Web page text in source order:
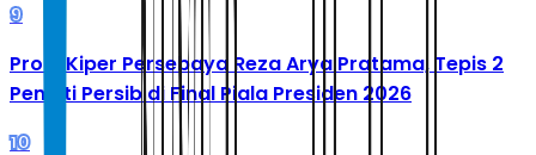
9
Profil Kiper Persebaya Reza Arya Pratama, Tepis 2
Penalti Persib di Final Piala Presiden 2026
10